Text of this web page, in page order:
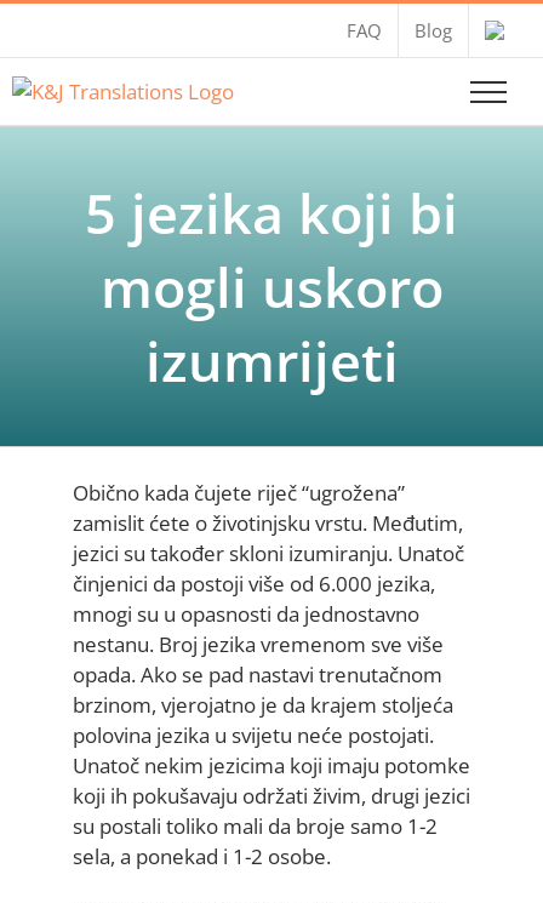
content
FAQ Blog
5 jezika koji bi
mogli uskoro
izumrijeti
Obično kada čujete riječ “ugrožena”
zamislit ćete o životinjsku vrstu. Međutim,
jezici su također skloni izumiranju. Unatoč
činjenici da postoji više od 6.000 jezika,
mnogi su u opasnosti da jednostavno
nestanu. Broj jezika vremenom sve više
opada. Ako se pad nastavi trenutačnom
brzinom, vjerojatno je da krajem stoljeća
polovina jezika u svijetu neće postojati.
Unatoč nekim jezicima koji imaju potomke
koji ih pokušavaju održati živim, drugi jezici
su postali toliko mali da broje samo 1-2
sela, a ponekad i 1-2 osobe.